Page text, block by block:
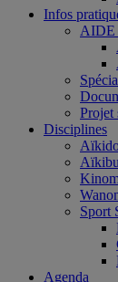
Infos
AIDE
Projet
Disciplines
Sport
Agenda